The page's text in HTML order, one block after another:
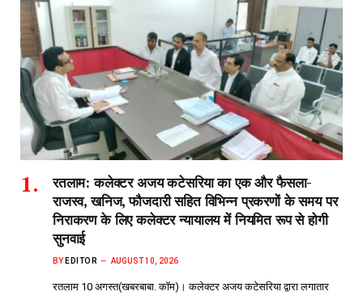
रतलाम: कलेक्टर अजय कटेसरिया का एक और फैसला-
राजस्व, खनिज, फौजदारी सहित विभिन्न प्रकरणों के समय पर
निराकरण के लिए कलेक्टर न्यायालय में नियमित रूप से होगी
सुनवाई
BY EDITOR AUGUST 10, 2026
रतलाम 10 अगस्त(खबरबाबा. कॉम)। कलेक्टर अजय कटेसरिया द्वारा लगातार